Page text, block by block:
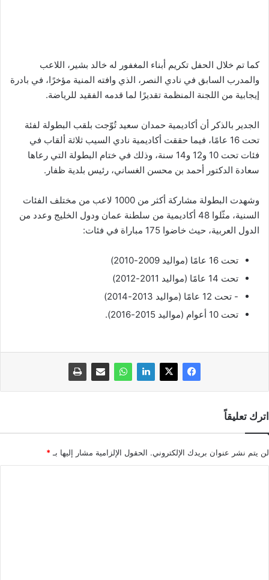
كما تم خلال الحفل تكريم أبناء المغفور له خالد بشير، اللاعب
والمدرب السابق في نادي النصر، الذي وافته المنية مؤخرًا، في بادرة
إيجابية من اللجنة المنظمة تقديرًا لما قدمه الفقيد للرياضة.
الجدير بالذكر أن أكاديمية حمدان سعيد تُوّجت بلقب البطولة لفئة
تحت 16 عامًا، فيما حققت أكاديمية نادي السيب ثلاثة ألقاب في
فئات تحت 10 و12 و14 سنة، وذلك في ختام البطولة التي رعاها
سعادة الدكتور أحمد بن محسن الغساني، رئيس بلدية ظفار.
وشهدت البطولة مشاركة أكثر من 1000 لاعب من مختلف الفئات
السنية، مثّلوا 48 أكاديمية من سلطنة عمان ودول الخليج وعدد من
الدول العربية، حيث خاضوا 175 مباراة في فئات:
تحت 16 عامًا (مواليد 2009-2010)
تحت 14 عامًا (مواليد 2011-2012)
⁠- تحت 12 عامًا (مواليد 2013-2014)
تحت 10 أعوام (مواليد 2015-2016).
اترك تعليقاً
لن يتم نشر عنوان بريدك الإلكتروني. الحقول الإلزامية مشار إليها بـ *